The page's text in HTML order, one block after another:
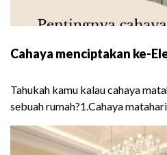
Cahaya menciptakan ke-
Tahukah kamu kalau cahaya
sebuah rumah?1.Cahaya